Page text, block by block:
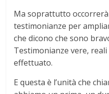
Ma soprattutto
testimonianze per
che dicono che sono
Testimonianze vere,
effettuato.
E questa è l’unità che